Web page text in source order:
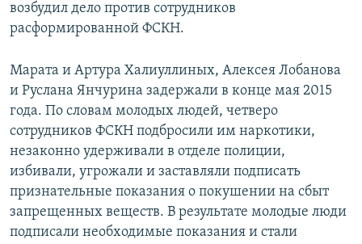
возбудил дело против сотрудников
расформированной ФСКН.
Марата и Артура Халиуллиных, Алексея Лобанова
и Руслана Янчурина задержали в конце мая 2015
года. По словам молодых людей, четверо
сотрудников ФСКН подбросили им наркотики,
незаконно удерживали в отделе полиции,
избивали, угрожали и заставляли подписать
признательные показания о покушении на сбыт
запрещенных веществ. В результате молодые люди
подписали необходимые показания и стали